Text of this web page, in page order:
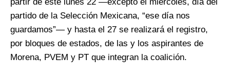
partir de este lunes 22 —excepto el miércoles, día del
partido de la Selección Mexicana, “ese día nos
guardamos”— y hasta el 27 se realizará el registro,
por bloques de estados, de las y los aspirantes de
Morena, PVEM y PT que integran la coalición.